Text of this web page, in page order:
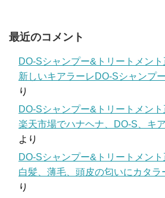
最近のコメント
DO-Sシャンプー&トリートメン
新しいキアラーレDO-Sシャンプ
り
DO-Sシャンプー&トリートメン
楽天市場でハナヘナ、DO-S、キ
より
DO-Sシャンプー&トリートメン
白髪、薄毛、頭皮の匂いにカタラ
り